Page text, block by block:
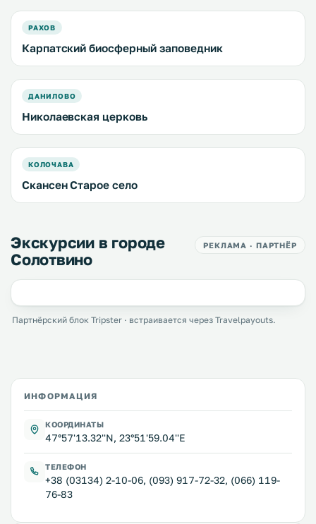
РАХОВ
Карпатский биосферный заповедник
ДАНИЛОВО
Николаевская церковь
КОЛОЧАВА
Скансен Старое село
Экскурсии в городе
Солотвино
РЕКЛАМА · ПАРТНЁР
Партнёрский блок Tripster · встраивается через Travelpayouts.
ИНФОРМАЦИЯ
КООРДИНАТЫ
47°57'13.32''N, 23°51'59.04''E
ТЕЛЕФОН
+38 (03134) 2-10-06, (093) 917-72-32, (066) 119-
76-83